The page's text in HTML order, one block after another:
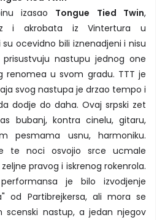
izasao Tongue Tied Twin,
i akrobata iz Vintertura u
su ocevidno bili iznenadjeni i nisu
nastupu jednog one
renomea u svom gradu. TTT je
svog nastupa je drzao tempo i
dodje do daha. Ovaj srpski zet
bubanj, kontra cinelu, gitaru,
pesmama usnu, harmoniku.
te noci osvojio srce ucmale
pravog i iskrenog rokenrola.
je bilo izvodjenje
od Partibrejkersa, ali mora se
scenski nastup, a jedan njegov